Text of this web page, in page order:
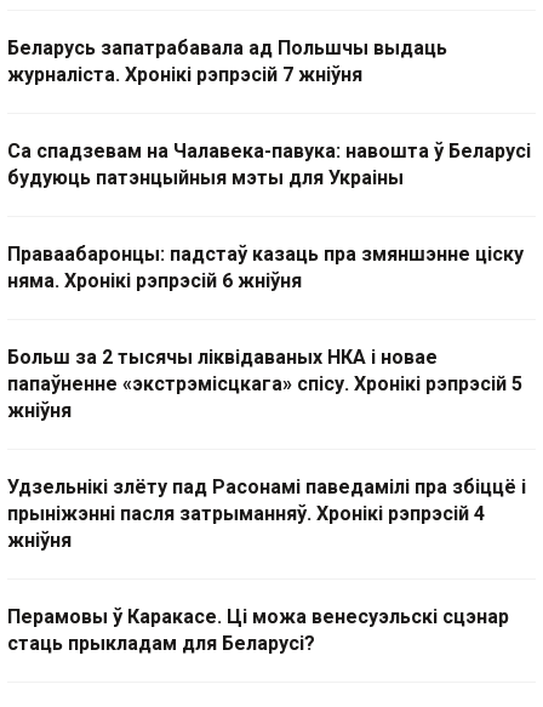
Беларусь запатрабавала ад Польшчы выдаць
журналіста. Хронікі рэпрэсій 7 жніўня
Са спадзевам на Чалавека-павука: навошта ў Беларусі
будуюць патэнцыйныя мэты для Украіны
Праваабаронцы: падстаў казаць пра змяншэнне ціску
няма. Хронікі рэпрэсій 6 жніўня
Больш за 2 тысячы ліквідаваных НКА і новае
папаўненне «экстрэмісцкага» спісу. Хронікі рэпрэсій 5
жніўня
Удзельнікі злёту пад Расонамі паведамілі пра збіццё і
прыніжэнні пасля затрыманняў. Хронікі рэпрэсій 4
жніўня
Перамовы ў Каракасе. Ці можа венесуэльскі сцэнар
стаць прыкладам для Беларусі?